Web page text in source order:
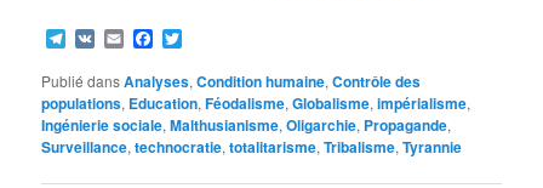
Telegram
VK EmailFacebook
Publié dansAnalyses,Condition humaine,Contrôle des
populations, Education,Féodalisme,Globalisme,impérialisme,
Ingénierie sociale,Malthusianisme,Oligarchie, Propagande,
Surveillance,technocratie,totalitarisme,Tribalisme,Tyrannie